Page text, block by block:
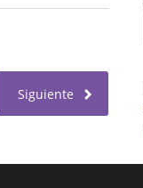
Siguiente